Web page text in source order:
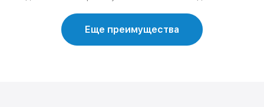
Еще преимущества